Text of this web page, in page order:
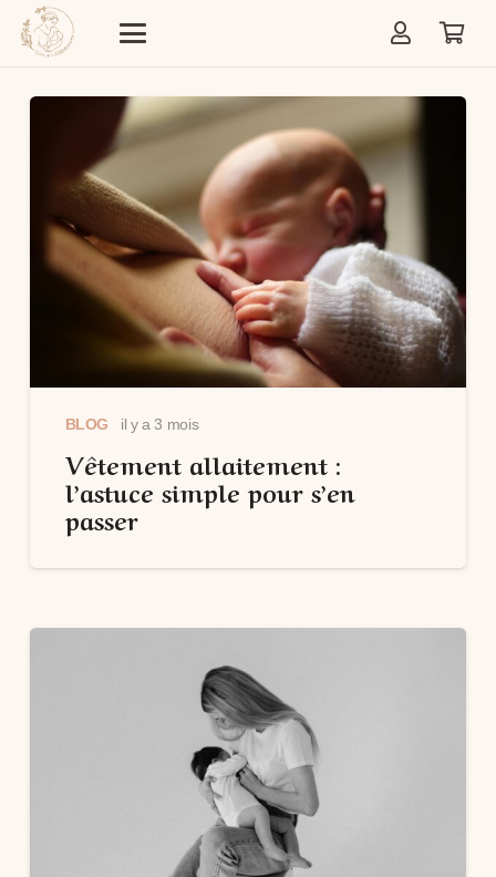
BLOG il y a 3 mois
Vêtement allaitement :
l’astuce simple pour s’en
passer